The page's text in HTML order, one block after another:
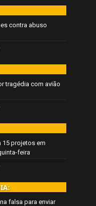
contra abuso
tragédia com avião
15 projetos em
feira
falsa para enviar